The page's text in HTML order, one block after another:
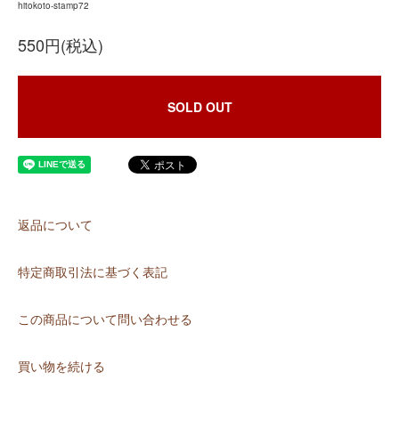
hitokoto-stamp72
550円(税込)
SOLD OUT
返品について
特定商取引法に基づく表記
この商品について問い合わせる
買い物を続ける